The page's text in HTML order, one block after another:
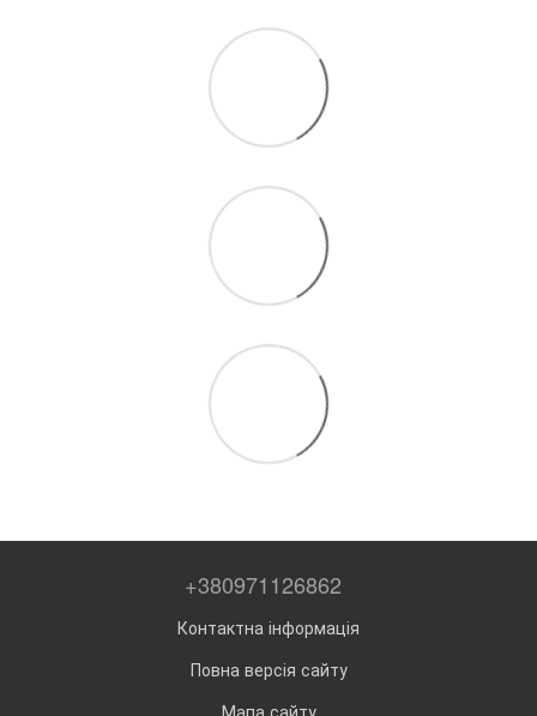
+380971126862
Контактна інформація
Повна версія сайту
Мапа сайту